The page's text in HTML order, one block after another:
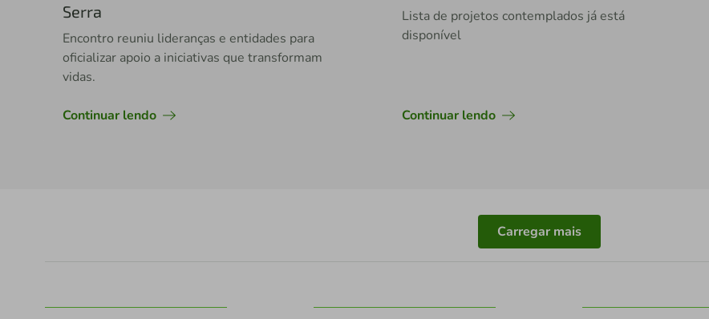
Serra
Encontro reuniu lideranças e entidades para
oficializar apoio a iniciativas que transformam
vidas.
Continuar lendo
Lista de projetos contemplados já está
disponível
Continuar lendo
Carregar mais